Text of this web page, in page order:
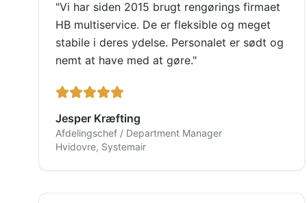
"Vi har siden 2015 brugt rengørings firmaet
HB multiservice. De er fleksible og meget
stabile i deres ydelse. Personalet er sødt og
nemt at have med at gøre."
Jesper Kræfting
Afdelingschef / Department Manager
Hvidovre, Systemair